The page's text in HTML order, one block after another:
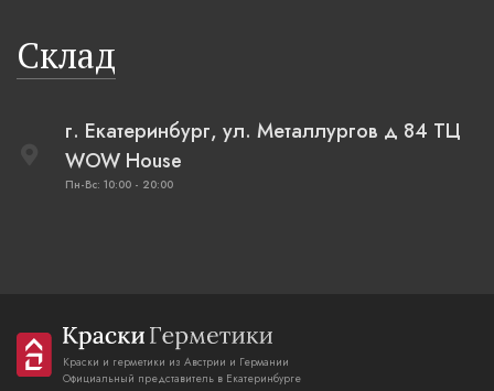
Склад
г. Екатеринбург, ул. Металлургов д 84 ТЦ
WOW House
Пн-Вс: 10:00 - 20:00
Краски и герметики из Австрии и Германии
Официальный представитель в Екатеринбурге